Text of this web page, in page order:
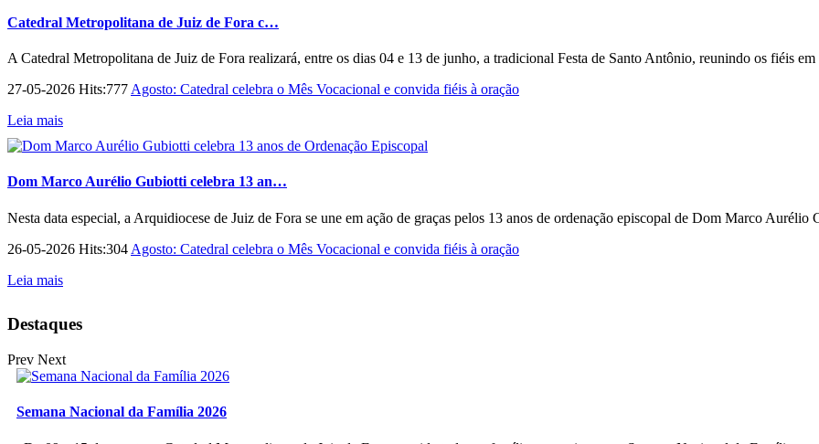
Catedral Metropolitana de Juiz de Fora c…
A Catedral Metropolitana de Juiz de Fora realizará, entre os dias 04 e 13 de junho, a tradicional Festa de Santo Antônio, reunindo os fiéis
27-05-2026 Hits:777 Agosto: Catedral celebra o Mês Vocacional e convida fiéis à oração
Leia mais
Dom Marco Aurélio Gubiotti celebra 13 an…
Nesta data especial, a Arquidiocese de Juiz de Fora se une em ação de graças pelos 13 anos de ordenação episcopal de Dom Marco
26-05-2026 Hits:304 Agosto: Catedral celebra o Mês Vocacional e convida fiéis à oração
Leia mais
Destaques
Prev Next
Semana Nacional da Família 2026